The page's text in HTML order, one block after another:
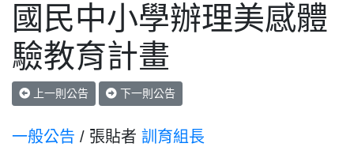
國民中小學辦理美感體
驗教育計畫
上一則公告 下一則公告
一般公告 / 張貼者 訓育組長